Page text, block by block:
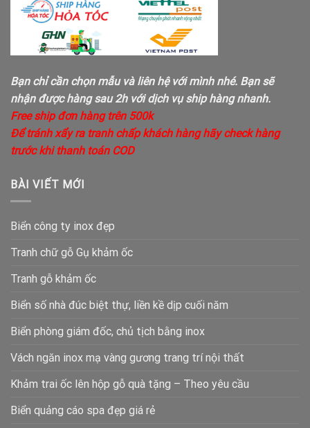
Bạn chỉ cần chọn mẫu và liên hệ với mình nhé. Bạn sẽ
nhận được hàng sau 2h với dịch vụ ship hàng nhanh.
Free ship đơn hàng trên 500k
Để tránh xẩy ra tranh chấp khách hàng hãy check hàng
trước khi thanh toán COD
BÀI VIẾT MỚI
Biển công ty inox đẹp
Tranh chữ gỗ Gụ khảm ốc
Tranh gỗ khảm ốc
Biển số nhà đúc biệt thự, liền kề dịp cuối năm
Biển phòng giám đốc, chủ tịch bằng inox
Vách ngăn inox mạ vàng gương trang trí nội thất
Khảm trai ốc lên hộp gỗ quà tặng – Theo yêu cầu
Biển quảng cáo spa đẹp giá rẻ